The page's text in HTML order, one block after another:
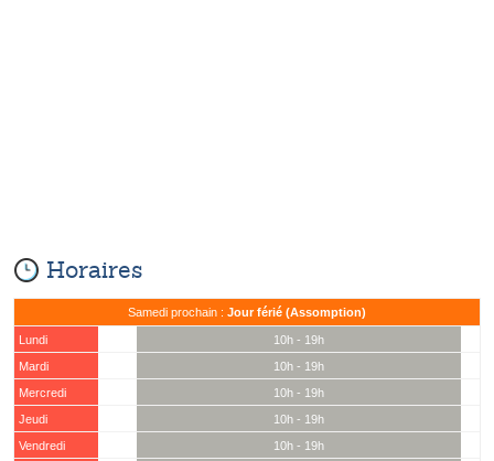
Horaires
Samedi prochain : Jour férié (Assomption)
Lundi
10h - 19h
Mardi
10h - 19h
Mercredi
10h - 19h
Jeudi
10h - 19h
Vendredi
10h - 19h